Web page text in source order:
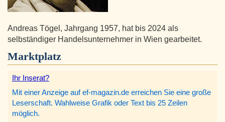
Andreas Tögel, Jahrgang 1957, hat bis 2024 als
selbständiger Handelsunternehmer in Wien gearbeitet.
Marktplatz
Ihr Inserat?
Mit einer Anzeige auf ef-magazin.de erreichen Sie eine große
Leserschaft. Wahlweise Grafik oder Text bis 25 Zeilen
möglich.